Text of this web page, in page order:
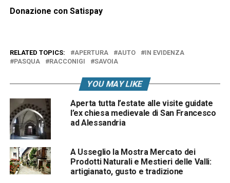
Donazione con Satispay
RELATED TOPICS: APERTURA AUTO
IN EVIDENZA
PASQUA
RACCONIGI SAVOIA
YOU MAY LIKE
Aperta tutta l’estate alle visite guidate
l’ex chiesa medievale di San Francesco
ad Alessandria
A Usseglio la Mostra Mercato dei
Prodotti Naturali e Mestieri delle Valli:
artigianato, gusto e tradizione